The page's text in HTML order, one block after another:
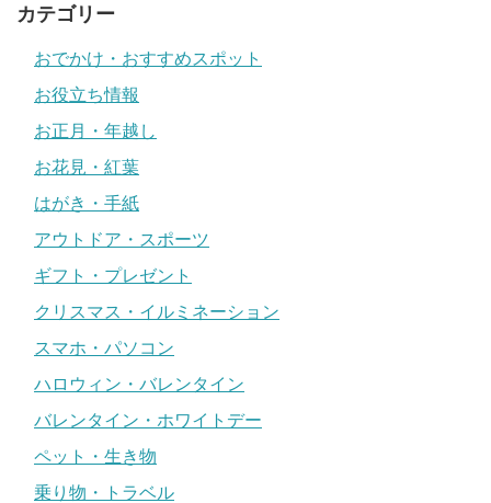
カテゴリー
おでかけ・おすすめスポット
お役立ち情報
お正月・年越し
お花見・紅葉
はがき・手紙
アウトドア・スポーツ
ギフト・プレゼント
クリスマス・イルミネーション
スマホ・パソコン
ハロウィン・バレンタイン
バレンタイン・ホワイトデー
ペット・生き物
乗り物・トラベル